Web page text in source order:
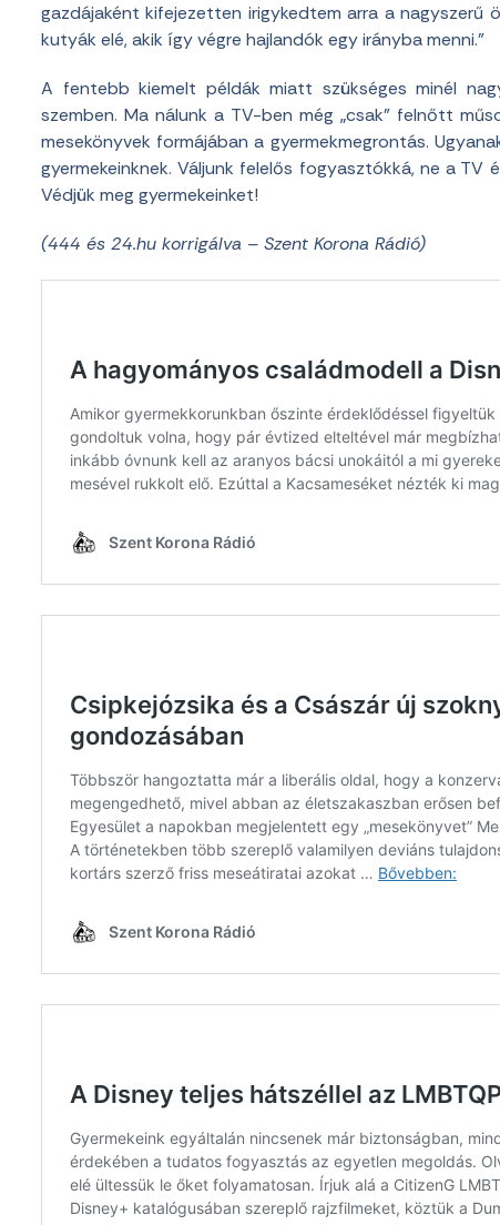
gazdájaként kifejezetten irigykedtem arra a
kutyák elé, akik így végre hajlandók egy irányba menni.”
A fentebb kiemelt példák miatt szükséges minél
szemben. Ma nálunk a TV-ben még „csak” felnőtt
mesekönyvek formájában a gyermekmegrontás.
gyermekeinknek. Váljunk felelős fogyasztókká, ne a
Védjük meg gyermekeinket!
(444 és 24.hu korrigálva – Szent Korona Rádió)